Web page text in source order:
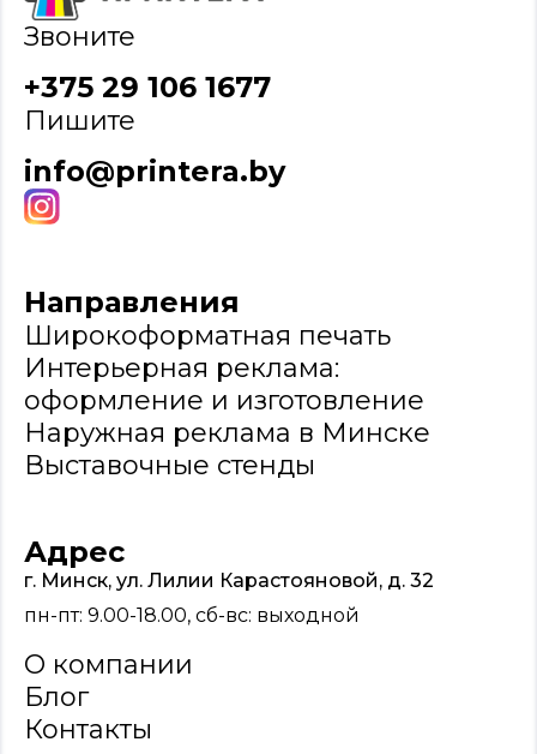
Звоните
+375 29 106 1677
Пишите
info@printera.by
Направления
Широкоформатная печать
Интерьерная реклама:
оформление и изготовление
Наружная реклама в Минске
Выставочные стенды
Адрес
г. Минск, ул. Лилии Карастояновой, д. 32
пн-пт: 9.00-18.00, сб-вс: выходной
О компании
Блог
Контакты